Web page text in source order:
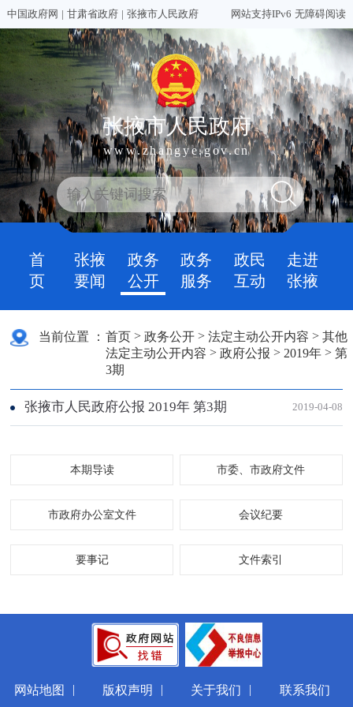
中国政府网 | 甘肃省政府 | 张掖市人民政府 网站支持IPv6 无障碍阅读
张掖市人民政府
www.zhangye.gov.cn
首
页
张掖
要闻
政务
公开
政务
服务
政民
互动
走进
张掖
当前位置 ： 首页 >政务公开 >法定主动公开内容 >其他
法定主动公开内容 >政府公报 > 2019年 >第
3期
张掖市人民政府公报 2019年 第3期 2019-04-08
本期导读 市委、市政府文件
市政府办公室文件 会议纪要
要事记 文件索引
网站地图 | 版权声明 | 关于我们 | 联系我们